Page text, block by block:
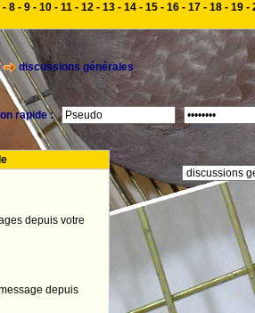
- 8 - 9 - 10 - 11 - 12 - 13 - 14 - 15 - 16 - 17 - 18 - 19 -
discussions générales
rapide :
depuis votre
depuis